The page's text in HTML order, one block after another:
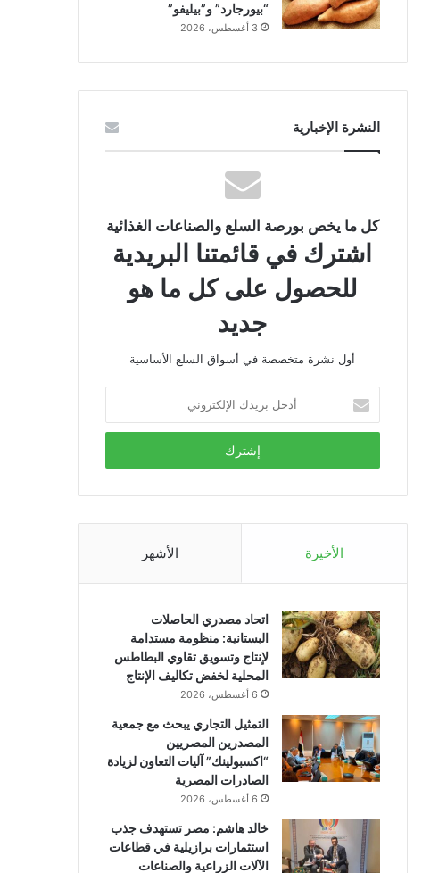
“بيورجارد” و”بيليفو”
3 أغسطس، 2026
النشرة الإخبارية
كل ما يخص بورصة السلع والصناعات الغذائية
اشترك في قائمتنا البريدية
للحصول على كل ما هو
جديد
أول نشرة متخصصة في أسواق السلع الأساسية
بريدك
الإلكتروني
الأخيرة الأشهر
اتحاد مصدري الحاصلات
البستانية: منظومة مستدامة
لإنتاج وتسويق تقاوي البطاطس
المحلية لخفض تكاليف الإنتاج
6 أغسطس، 2026
التمثيل التجاري يبحث مع جمعية
المصدرين المصريين
“اكسبولينك” آليات التعاون لزيادة
الصادرات المصرية
6 أغسطس، 2026
خالد هاشم: مصر تستهدف جذب
استثمارات برازيلية في قطاعات
الآلات الزراعية والصناعات